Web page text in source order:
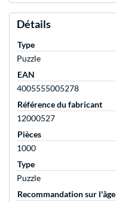
Détails
Type
Puzzle
EAN
4005555005278
Référence du fabricant
12000527
Pièces
1000
Type
Puzzle
Recommandation sur l'âge